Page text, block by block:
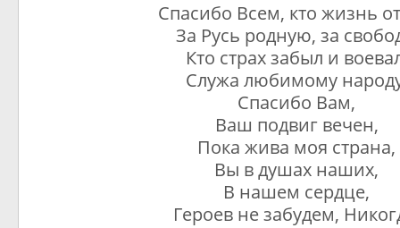
Спасибо Всем, кто жизнь
За Русь родную, за
Кто страх забыл и
Служа любимому
Спасибо Вам,
Ваш подвиг вечен,
Пока жива моя страна,
Вы в душах наших,
В нашем сердце,
Героев не забудем,